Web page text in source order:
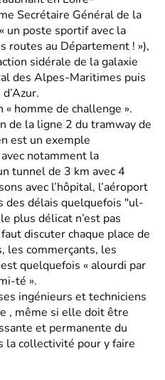
Secrétaire Général de la
un poste sportif avec la
routes au Département ! »),
sidérale de la galaxie
des Alpes-Maritimes puis
« homme de challenge ».
de la ligne 2 du tramway de
est un exemple
notamment la
tunnel de 3 km avec 4
avec l’hôpital, l’aéroport
délais quelquefois "ul-
plus délicat n’est pas
discuter chaque place de
les commerçants, les
quelquefois « alourdi par
té ».
ingénieurs et techniciens
, même si elle doit être
et permanente du
la collectivité pour y faire